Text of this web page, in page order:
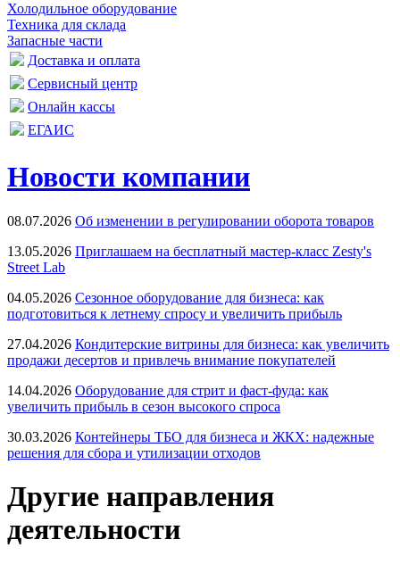
Холодильное оборудование
Техника для склада
Запасные части
Доставка и оплата
Сервисный центр
Онлайн кассы
ЕГАИС
Новости компании
08.07.2026 Об изменении в регулировании оборота товаров
13.05.2026 Приглашаем на бесплатный мастер-класс Zesty's
Street Lab
04.05.2026 Сезонное оборудование для бизнеса: как
подготовиться к летнему спросу и увеличить прибыль
27.04.2026 Кондитерские витрины для бизнеса: как увеличить
продажи десертов и привлечь внимание покупателей
14.04.2026 Оборудование для стрит и фаст-фуда: как
увеличить прибыль в сезон высокого спроса
30.03.2026 Контейнеры ТБО для бизнеса и ЖКХ: надежные
решения для сбора и утилизации отходов
Другие направления
деятельности